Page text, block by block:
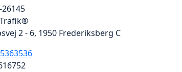
26145
2 - 6, 1950 Frederiksberg C